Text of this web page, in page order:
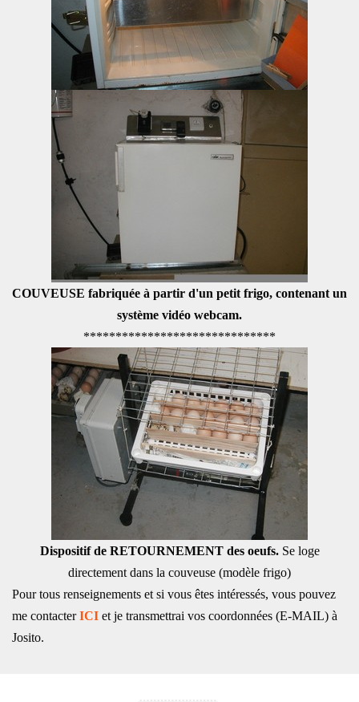
COUVEUSE fabriquée à partir d'un petit frigo, contenant un
système vidéo webcam.
******************************
Dispositif de RETOURNEMENT des oeufs.Se loge
directement dans la couveuse (modèle frigo)
Pour tous renseignements et si vous êtes intéressés, vous pouvez
me contacterICI et je transmettrai vos coordonnées (E-MAIL) à
Josito.